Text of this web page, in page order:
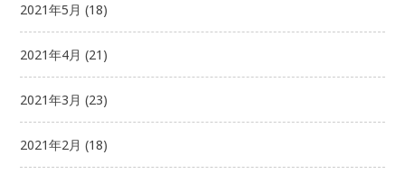
2021年5月 (18)
2021年4月 (21)
2021年3月 (23)
2021年2月 (18)